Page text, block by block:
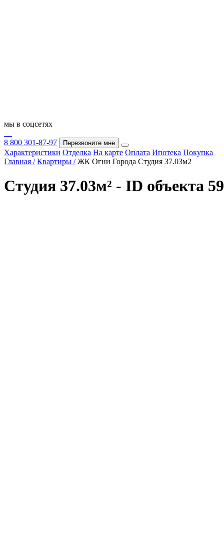
мы в соцсетях
8 800 301-87-97 Перезвоните мне
Характеристики Отделка На карте Оплата Ипотека Покупка
Главная / Квартиры / ЖК Огни Города Студия 37.03м2
Студия 37.03м² - ID объекта